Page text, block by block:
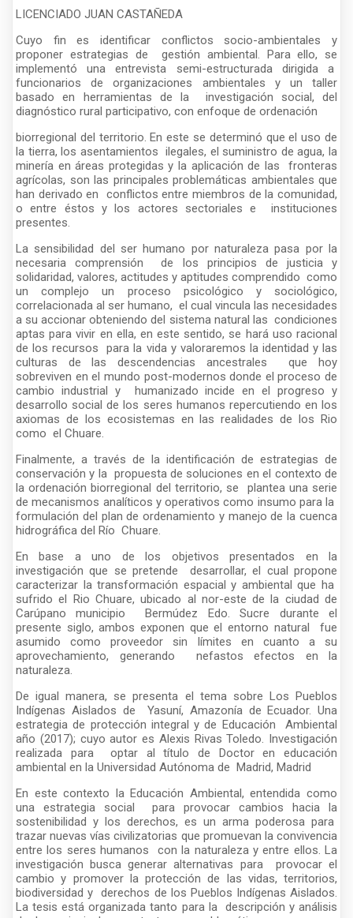
LICENCIADO JUAN CASTAÑEDA
Cuyo fin es identificar conflictos socio-ambientales y
proponer estrategias de gestión ambiental. Para ello, se
implementó una entrevista semi-estructurada dirigida a
funcionarios de organizaciones ambientales y un taller
basado en herramientas de la investigación social, del
diagnóstico rural participativo, con enfoque de ordenación
biorregional del territorio. En este se determinó que el uso de
la tierra, los asentamientos ilegales, el suministro de agua, la
minería en áreas protegidas y la aplicación de las fronteras
agrícolas, son las principales problemáticas ambientales que
han derivado en conflictos entre miembros de la comunidad,
o entre éstos y los actores sectoriales e instituciones
presentes.
La sensibilidad del ser humano por naturaleza pasa por la
necesaria comprensión de los principios de justicia y
solidaridad, valores, actitudes y aptitudes comprendido como
un complejo un proceso psicológico y sociológico,
correlacionada al ser humano, el cual vincula las necesidades
a su accionar obteniendo del sistema natural las condiciones
aptas para vivir en ella, en este sentido, se hará uso racional
de los recursos para la vida y valoraremos la identidad y las
culturas de las descendencias ancestrales que hoy
sobreviven en el mundo post-modernos donde el proceso de
cambio industrial y humanizado incide en el progreso y
desarrollo social de los seres humanos repercutiendo en los
axiomas de los ecosistemas en las realidades de los Rio
como el Chuare.
Finalmente, a través de la identificación de estrategias de
conservación y la propuesta de soluciones en el contexto de
la ordenación biorregional del territorio, se plantea una serie
de mecanismos analíticos y operativos como insumo para la
formulación del plan de ordenamiento y manejo de la cuenca
hidrográfica del Río Chuare.
En base a uno de los objetivos presentados en la
investigación que se pretende desarrollar, el cual propone
caracterizar la transformación espacial y ambiental que ha
sufrido el Rio Chuare, ubicado al nor-este de la ciudad de
Carúpano municipio Bermúdez Edo. Sucre durante el
presente siglo, ambos exponen que el entorno natural fue
asumido como proveedor sin límites en cuanto a su
aprovechamiento, generando nefastos efectos en la
naturaleza.
De igual manera, se presenta el tema sobre Los Pueblos
Indígenas Aislados de Yasuní, Amazonía de Ecuador. Una
estrategia de protección integral y de Educación Ambiental
año (2017); cuyo autor es Alexis Rivas Toledo. Investigación
realizada para optar al título de Doctor en educación
ambiental en la Universidad Autónoma de Madrid, Madrid
En este contexto la Educación Ambiental, entendida como
una estrategia social para provocar cambios hacia la
sostenibilidad y los derechos, es un arma poderosa para
trazar nuevas vías civilizatorias que promuevan la convivencia
entre los seres humanos con la naturaleza y entre ellos. La
investigación busca generar alternativas para provocar el
cambio y promover la protección de las vidas, territorios,
biodiversidad y derechos de los Pueblos Indígenas Aislados.
La tesis está organizada tanto para la descripción y análisis